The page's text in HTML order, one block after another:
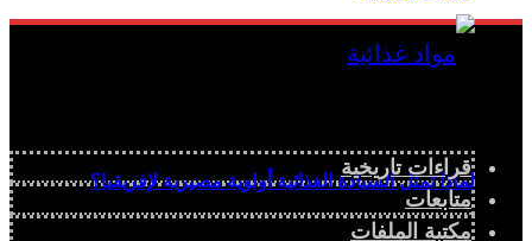
لماذا تمثل السيادة الغذائية أولوية مصيرية لإفريقيا؟
قراءات تاريخية
متابعات
مكتبة الملفات